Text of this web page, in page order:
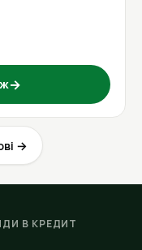
→
→
В КРЕДИТ